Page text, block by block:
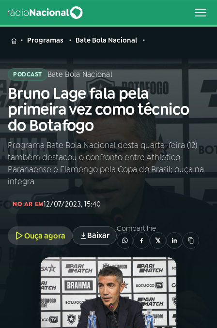
MENU
Buscar
na
Rádio
Nacional
Buscar
AO VIVO
INÍCIO
02A RÁDIO
03PROGRAMAÇÃO
PROGRAMAS
PODCASTS
Programas Bate Bola Nacional
PODCAST Bate Bola Nacional
Bruno Lage fala pela
primeira vez como técnico
do Botafogo
Programa Bate Bola Nacional desta quarta-feira (12)
também destacou o confronto entre Athletico
Paranaense e Flamengo pela Copa do Brasil; ouça na
íntegra
NO AR EM12/07/2023, 15:40
Ouça agora Baixar
Compartilhe